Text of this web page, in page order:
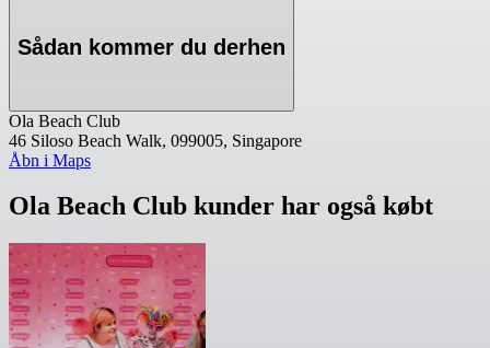
Sådan kommer du derhen
Ola Beach Club
46 Siloso Beach Walk, 099005, Singapore
Åbn i Maps
Ola Beach Club kunder har også købt